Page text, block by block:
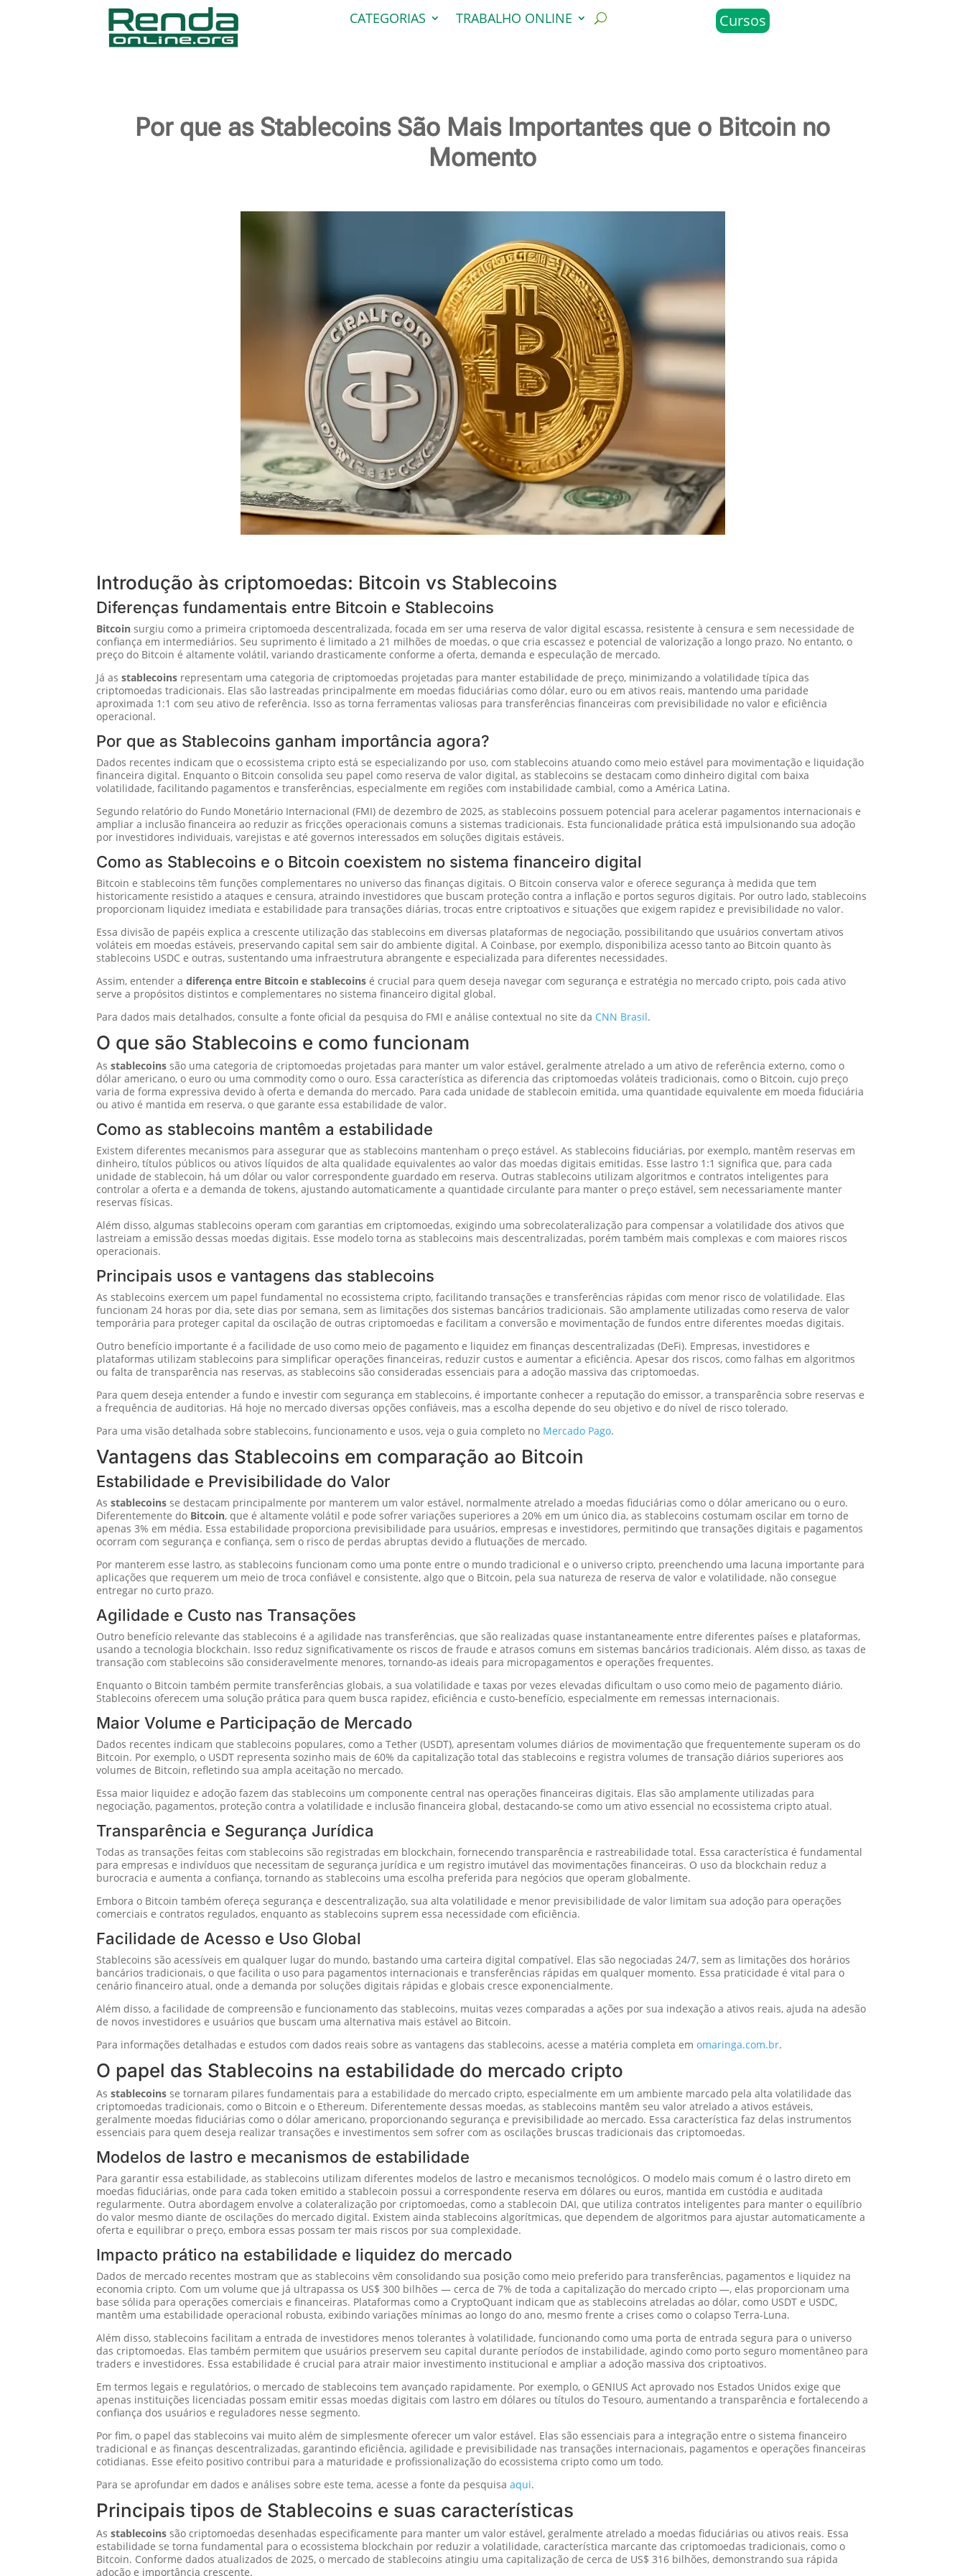
CATEGORIAS TRABALHO ONLINE Cursos
Por que as Stablecoins São Mais Importantes que o Bitcoin no
Momento
Introdução às criptomoedas: Bitcoin vs Stablecoins
Diferenças fundamentais entre Bitcoin e Stablecoins
Bitcoin surgiu como a primeira criptomoeda descentralizada, focada em ser uma reserva de valor digital escassa, resistente à censura e sem necessidade de
confiança em intermediários. Seu suprimento é limitado a 21 milhões de moedas, o que cria escassez e potencial de valorização a longo prazo. No entanto, o
preço do Bitcoin é altamente volátil, variando drasticamente conforme a oferta, demanda e especulação de mercado.
Já asstablecoins representam uma categoria de criptomoedas projetadas para manter estabilidade de preço, minimizando a volatilidade típica das
criptomoedas tradicionais. Elas são lastreadas principalmente em moedas fiduciárias como dólar, euro ou em ativos reais, mantendo uma paridade
aproximada 1:1 com seu ativo de referência. Isso as torna ferramentas valiosas para transferências financeiras com previsibilidade no valor e eficiência
operacional.
Por que as Stablecoins ganham importância agora?
Dados recentes indicam que o ecossistema cripto está se especializando por uso, com stablecoins atuando como meio estável para movimentação e liquidação
financeira digital. Enquanto o Bitcoin consolida seu papel como reserva de valor digital, as stablecoins se destacam como dinheiro digital com baixa
volatilidade, facilitando pagamentos e transferências, especialmente em regiões com instabilidade cambial, como a América Latina.
Segundo relatório do Fundo Monetário Internacional (FMI) de dezembro de 2025, as stablecoins possuem potencial para acelerar pagamentos internacionais e
ampliar a inclusão financeira ao reduzir as fricções operacionais comuns a sistemas tradicionais. Esta funcionalidade prática está impulsionando sua adoção
por investidores individuais, varejistas e até governos interessados em soluções digitais estáveis.
Como as Stablecoins e o Bitcoin coexistem no sistema financeiro digital
Bitcoin e stablecoins têm funções complementares no universo das finanças digitais. O Bitcoin conserva valor e oferece segurança à medida que tem
historicamente resistido a ataques e censura, atraindo investidores que buscam proteção contra a inflação e portos seguros digitais. Por outro lado, stablecoins
proporcionam liquidez imediata e estabilidade para transações diárias, trocas entre criptoativos e situações que exigem rapidez e previsibilidade no valor.
Essa divisão de papéis explica a crescente utilização das stablecoins em diversas plataformas de negociação, possibilitando que usuários convertam ativos
voláteis em moedas estáveis, preservando capital sem sair do ambiente digital. A Coinbase, por exemplo, disponibiliza acesso tanto ao Bitcoin quanto às
stablecoins USDC e outras, sustentando uma infraestrutura abrangente e especializada para diferentes necessidades.
Assim, entender adiferença entre Bitcoin e stablecoins é crucial para quem deseja navegar com segurança e estratégia no mercado cripto, pois cada ativo
serve a propósitos distintos e complementares no sistema financeiro digital global.
Para dados mais detalhados, consulte a fonte oficial da pesquisa do FMI e análise contextual no site da CNN Brasil.
O que são Stablecoins e como funcionam
Asstablecoins são uma categoria de criptomoedas projetadas para manter um valor estável, geralmente atrelado a um ativo de referência externo, como o
dólar americano, o euro ou uma commodity como o ouro. Essa característica as diferencia das criptomoedas voláteis tradicionais, como o Bitcoin, cujo preço
varia de forma expressiva devido à oferta e demanda do mercado. Para cada unidade de stablecoin emitida, uma quantidade equivalente em moeda fiduciária
ou ativo é mantida em reserva, o que garante essa estabilidade de valor.
Como as stablecoins mantêm a estabilidade
Existem diferentes mecanismos para assegurar que as stablecoins mantenham o preço estável. As stablecoins fiduciárias, por exemplo, mantêm reservas em
dinheiro, títulos públicos ou ativos líquidos de alta qualidade equivalentes ao valor das moedas digitais emitidas. Esse lastro 1:1 significa que, para cada
unidade de stablecoin, há um dólar ou valor correspondente guardado em reserva. Outras stablecoins utilizam algoritmos e contratos inteligentes para
controlar a oferta e a demanda de tokens, ajustando automaticamente a quantidade circulante para manter o preço estável, sem necessariamente manter
reservas físicas.
Além disso, algumas stablecoins operam com garantias em criptomoedas, exigindo uma sobrecolateralização para compensar a volatilidade dos ativos que
lastreiam a emissão dessas moedas digitais. Esse modelo torna as stablecoins mais descentralizadas, porém também mais complexas e com maiores riscos
operacionais.
Principais usos e vantagens das stablecoins
As stablecoins exercem um papel fundamental no ecossistema cripto, facilitando transações e transferências rápidas com menor risco de volatilidade. Elas
funcionam 24 horas por dia, sete dias por semana, sem as limitações dos sistemas bancários tradicionais. São amplamente utilizadas como reserva de valor
temporária para proteger capital da oscilação de outras criptomoedas e facilitam a conversão e movimentação de fundos entre diferentes moedas digitais.
Outro benefício importante é a facilidade de uso como meio de pagamento e liquidez em finanças descentralizadas (DeFi). Empresas, investidores e
plataformas utilizam stablecoins para simplificar operações financeiras, reduzir custos e aumentar a eficiência. Apesar dos riscos, como falhas em algoritmos
ou falta de transparência nas reservas, as stablecoins são consideradas essenciais para a adoção massiva das criptomoedas.
Para quem deseja entender a fundo e investir com segurança em stablecoins, é importante conhecer a reputação do emissor, a transparência sobre reservas e
a frequência de auditorias. Há hoje no mercado diversas opções confiáveis, mas a escolha depende do seu objetivo e do nível de risco tolerado.
Para uma visão detalhada sobre stablecoins, funcionamento e usos, veja o guia completo no Mercado Pago.
Vantagens das Stablecoins em comparação ao Bitcoin
Estabilidade e Previsibilidade do Valor
Asstablecoins se destacam principalmente por manterem um valor estável, normalmente atrelado a moedas fiduciárias como o dólar americano ou o euro.
Diferentemente do Bitcoin, que é altamente volátil e pode sofrer variações superiores a 20% em um único dia, as stablecoins costumam oscilar em torno de
apenas 3% em média. Essa estabilidade proporciona previsibilidade para usuários, empresas e investidores, permitindo que transações digitais e pagamentos
ocorram com segurança e confiança, sem o risco de perdas abruptas devido a flutuações de mercado.
Por manterem esse lastro, as stablecoins funcionam como uma ponte entre o mundo tradicional e o universo cripto, preenchendo uma lacuna importante para
aplicações que requerem um meio de troca confiável e consistente, algo que o Bitcoin, pela sua natureza de reserva de valor e volatilidade, não consegue
entregar no curto prazo.
Agilidade e Custo nas Transações
Outro benefício relevante das stablecoins é a agilidade nas transferências, que são realizadas quase instantaneamente entre diferentes países e plataformas,
usando a tecnologia blockchain. Isso reduz significativamente os riscos de fraude e atrasos comuns em sistemas bancários tradicionais. Além disso, as taxas de
transação com stablecoins são consideravelmente menores, tornando-as ideais para micropagamentos e operações frequentes.
Enquanto o Bitcoin também permite transferências globais, a sua volatilidade e taxas por vezes elevadas dificultam o uso como meio de pagamento diário.
Stablecoins oferecem uma solução prática para quem busca rapidez, eficiência e custo-benefício, especialmente em remessas internacionais.
Maior Volume e Participação de Mercado
Dados recentes indicam que stablecoins populares, como a Tether (USDT), apresentam volumes diários de movimentação que frequentemente superam os do
Bitcoin. Por exemplo, o USDT representa sozinho mais de 60% da capitalização total das stablecoins e registra volumes de transação diários superiores aos
volumes de Bitcoin, refletindo sua ampla aceitação no mercado.
Essa maior liquidez e adoção fazem das stablecoins um componente central nas operações financeiras digitais. Elas são amplamente utilizadas para
negociação, pagamentos, proteção contra a volatilidade e inclusão financeira global, destacando-se como um ativo essencial no ecossistema cripto atual.
Transparência e Segurança Jurídica
Todas as transações feitas com stablecoins são registradas em blockchain, fornecendo transparência e rastreabilidade total. Essa característica é fundamental
para empresas e indivíduos que necessitam de segurança jurídica e um registro imutável das movimentações financeiras. O uso da blockchain reduz a
burocracia e aumenta a confiança, tornando as stablecoins uma escolha preferida para negócios que operam globalmente.
Embora o Bitcoin também ofereça segurança e descentralização, sua alta volatilidade e menor previsibilidade de valor limitam sua adoção para operações
comerciais e contratos regulados, enquanto as stablecoins suprem essa necessidade com eficiência.
Facilidade de Acesso e Uso Global
Stablecoins são acessíveis em qualquer lugar do mundo, bastando uma carteira digital compatível. Elas são negociadas 24/7, sem as limitações dos horários
bancários tradicionais, o que facilita o uso para pagamentos internacionais e transferências rápidas em qualquer momento. Essa praticidade é vital para o
cenário financeiro atual, onde a demanda por soluções digitais rápidas e globais cresce exponencialmente.
Além disso, a facilidade de compreensão e funcionamento das stablecoins, muitas vezes comparadas a ações por sua indexação a ativos reais, ajuda na adesão
de novos investidores e usuários que buscam uma alternativa mais estável ao Bitcoin.
Para informações detalhadas e estudos com dados reais sobre as vantagens das stablecoins, acesse a matéria completa emomaringa.com.br.
O papel das Stablecoins na estabilidade do mercado cripto
Asstablecoins se tornaram pilares fundamentais para a estabilidade do mercado cripto, especialmente em um ambiente marcado pela alta volatilidade das
criptomoedas tradicionais, como o Bitcoin e o Ethereum. Diferentemente dessas moedas, as stablecoins mantêm seu valor atrelado a ativos estáveis,
geralmente moedas fiduciárias como o dólar americano, proporcionando segurança e previsibilidade ao mercado. Essa característica faz delas instrumentos
essenciais para quem deseja realizar transações e investimentos sem sofrer com as oscilações bruscas tradicionais das criptomoedas.
Modelos de lastro e mecanismos de estabilidade
Para garantir essa estabilidade, as stablecoins utilizam diferentes modelos de lastro e mecanismos tecnológicos. O modelo mais comum é o lastro direto em
moedas fiduciárias, onde para cada token emitido a stablecoin possui a correspondente reserva em dólares ou euros, mantida em custódia e auditada
regularmente. Outra abordagem envolve a colateralização por criptomoedas, como a stablecoin DAI, que utiliza contratos inteligentes para manter o equilíbrio
do valor mesmo diante de oscilações do mercado digital. Existem ainda stablecoins algorítmicas, que dependem de algoritmos para ajustar automaticamente a
oferta e equilibrar o preço, embora essas possam ter mais riscos por sua complexidade.
Impacto prático na estabilidade e liquidez do mercado
Dados de mercado recentes mostram que as stablecoins vêm consolidando sua posição como meio preferido para transferências, pagamentos e liquidez na
economia cripto. Com um volume que já ultrapassa os US$ 300 bilhões — cerca de 7% de toda a capitalização do mercado cripto —, elas proporcionam uma
base sólida para operações comerciais e financeiras. Plataformas como a CryptoQuant indicam que as stablecoins atreladas ao dólar, como USDT e USDC,
mantêm uma estabilidade operacional robusta, exibindo variações mínimas ao longo do ano, mesmo frente a crises como o colapso Terra-Luna.
Além disso, stablecoins facilitam a entrada de investidores menos tolerantes à volatilidade, funcionando como uma porta de entrada segura para o universo
das criptomoedas. Elas também permitem que usuários preservem seu capital durante períodos de instabilidade, agindo como porto seguro momentâneo para
traders e investidores. Essa estabilidade é crucial para atrair maior investimento institucional e ampliar a adoção massiva dos criptoativos.
Em termos legais e regulatórios, o mercado de stablecoins tem avançado rapidamente. Por exemplo, o GENIUS Act aprovado nos Estados Unidos exige que
apenas instituições licenciadas possam emitir essas moedas digitais com lastro em dólares ou títulos do Tesouro, aumentando a transparência e fortalecendo a
confiança dos usuários e reguladores nesse segmento.
Por fim, o papel das stablecoins vai muito além de simplesmente oferecer um valor estável. Elas são essenciais para a integração entre o sistema financeiro
tradicional e as finanças descentralizadas, garantindo eficiência, agilidade e previsibilidade nas transações internacionais, pagamentos e operações financeiras
cotidianas. Esse efeito positivo contribui para a maturidade e profissionalização do ecossistema cripto como um todo.
Para se aprofundar em dados e análises sobre este tema, acesse a fonte da pesquisaaqui.
Principais tipos de Stablecoins e suas características
Asstablecoins são criptomoedas desenhadas especificamente para manter um valor estável, geralmente atrelado a moedas fiduciárias ou ativos reais. Essa
estabilidade se torna fundamental para o ecossistema blockchain por reduzir a volatilidade, característica marcante das criptomoedas tradicionais, como o
Bitcoin. Conforme dados atualizados de 2025, o mercado de stablecoins atingiu uma capitalização de cerca de US$ 316 bilhões, demonstrando sua rápida
adoção e importância crescente.